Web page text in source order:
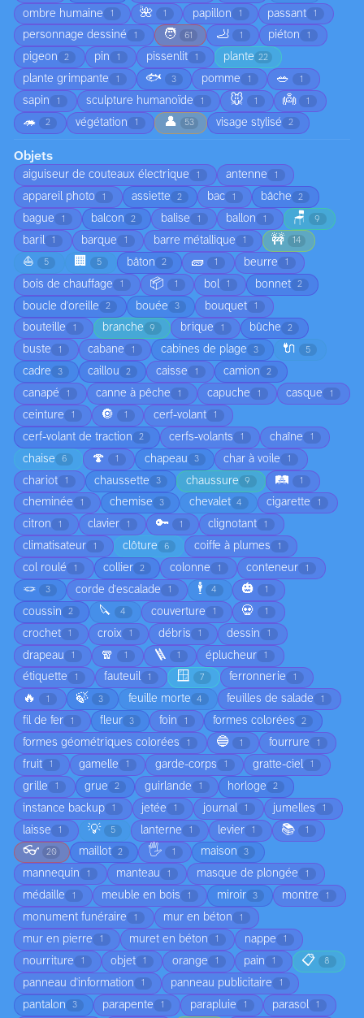
ombre humaine 1 🌺 1 papillon 1 passant 1
personnage dessiné 1 🧑 61 🦶 1 piéton 1
pigeon 2 pin 1 pissenlit 1 plante 22
plante grimpante 1 🐟 3 pomme 1 🥗 1
sapin 1 sculpture humanoïde 1 🐭 1 👼 1
🦔 2 végétation 1 👤 53 visage stylisé 2
Objets
aiguiseur de couteaux électrique 1 antenne 1
appareil photo 1 assiette 2 bac 1 bâche 2
bague 1 balcon 2 balise 1 ballon 1 🪑 9
baril 1 barque 1 barre métallique 1 🚧 14
⛵ 5 🏢 5 bâton 2 🧱 1 beurre 1
bois de chauffage 1 📦 1 bol 1 bonnet 2
boucle d'oreille 2 bouée 3 bouquet 1
bouteille 1 branche 9 brique 1 bûche 2
buste 1 cabane 1 cabines de plage 3 🔌 5
cadre 3 caillou 2 caisse 1 camion 2
canapé 1 canne à pêche 1 capuche 1 casque 1
ceinture 1 🔘 1 cerf-volant 1
cerf-volant de traction 2 cerfs-volants 1 chaîne 1
chaise 6 🍄 1 chapeau 3 char à voile 1
chariot 1 chaussette 3 chaussure 9 🛤️ 1
cheminée 1 chemise 3 chevalet 4 cigarette 1
citron 1 clavier 1 🔑 1 clignotant 1
climatisateur 1 clôture 6 coiffe à plumes 1
col roulé 1 collier 2 colonne 1 conteneur 1
🪢 3 corde d'escalade 1 🕴️ 4 🎃 1
coussin 2 🔪 4 couverture 1 💀 1
crochet 1 croix 1 débris 1 dessin 1
drapeau 1 🧣 1 🪜 1 éplucheur 1
étiquette 1 fauteuil 1 🪟 7 ferronnerie 1
🔥 1 🍃 3 feuille morte 4 feuilles de salade 1
fil de fer 1 fleur 3 foin 1 formes colorées 2
formes géométriques colorées 1 🔵 1 fourrure 1
fruit 1 gamelle 1 garde-corps 1 gratte-ciel 1
grille 1 grue 2 guirlande 1 horloge 2
instance backup 1 jetée 1 journal 1 jumelles 1
laisse 1 💡 5 lanterne 1 levier 1 📚 1
👓 20 maillot 2 🖐️ 1 maison 3
mannequin 1 manteau 1 masque de plongée 1
médaille 1 meuble en bois 1 miroir 3 montre 1
monument funéraire 1 mur en béton 1
mur en pierre 1 muret en béton 1 nappe 1
nourriture 1 objet 1 orange 1 pain 1 📋 8
panneau d'information 1 panneau publicitaire 1
pantalon 3 parapente 1 parapluie 1 parasol 1